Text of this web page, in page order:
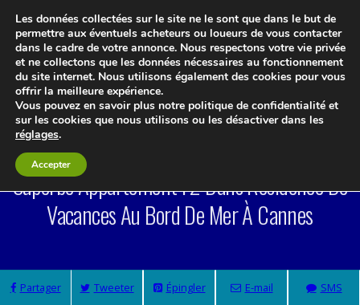
Le blog 3d-immo-visites
Superbe Appartement F2 Dans Résidence De
Vacances Au Bord De Mer À Cannes
Partager Tweeter Épingler E-mail SMS
Les données collectées sur le site ne le sont que dans le but de
permettre aux éventuels acheteurs ou loueurs de vous contacter
dans le cadre de votre annonce. Nous respectons votre vie privée
et ne collectons que les données nécessaires au fonctionnement
du site internet. Nous utilisons également des cookies pour vous
offrir la meilleure expérience.
Vous pouvez en savoir plus notre politique de confidentialité et
sur les cookies que nous utilisons ou les désactiver dans les
réglages.
Accepter